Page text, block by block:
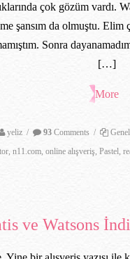
çok gözüm vardı.
şansım da olmuştu.
Sonra
[…]
More
yeliz / 93Comments / Genel
, n11.com, online alışveriş, Pastel,
ve Watsons